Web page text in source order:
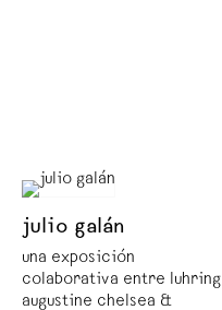
julio galán
una exposición
colaborativa entre luhring
augustine chelsea &